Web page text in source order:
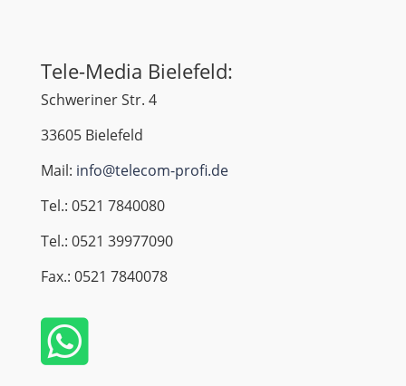
Tele-Media Bielefeld:
Schweriner Str. 4
33605 Bielefeld
Mail: info@telecom-profi.de
Tel.: 0521 7840080
Tel.: 0521 39977090
Fax.: 0521 7840078
